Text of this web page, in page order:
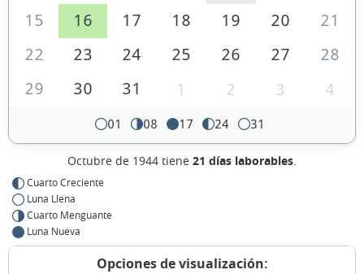
15
16 17 18 19 20
21
22
23 24 25 26 27
28
29
30 31 1 2 3 4
01 08 17 24 31
Octubre de 1944 tiene 21 días laborables.
Cuarto Creciente
Luna Llena
Cuarto Menguante
Luna Nueva
Opciones de visualización: